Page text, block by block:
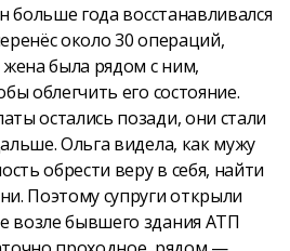
больше года восстанавливался
около 30 операций,
была рядом с ним,
облегчить его состояние.
остались позади, они стали
Ольга видела, как мужу
обрести веру в себя, найти
Поэтому супруги открыли
возле бывшего здания АТП